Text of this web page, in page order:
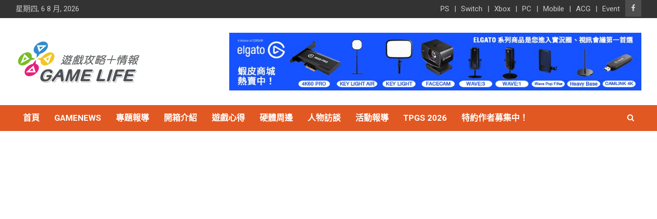
星期四, 6 8 月, 2026 PS Switch Xbox PC Mobile ACG Event
首頁 GAMENEWS 專題報導 開箱介紹 遊戲心得 硬體周邊 人物訪談 活動報導 TPGS 2026 特約作者募集中！